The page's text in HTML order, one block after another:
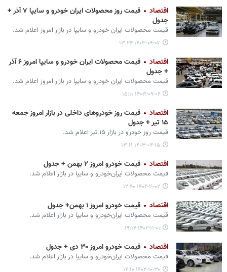
اقتصاد
قیمت روز محصولات ایران خودرو و سایپا ۷ آذر +
جدول
قیمت محصولات ایران‌ خودرو و سایپا در بازار امروز اعلام شد.
۱۴۰۳-۰۹-۰۷ ۱۳:۲۴
اقتصاد
قیمت محصولات ایران خودرو و سایپا امروز ۶ آذر
+ جدول
قیمت محصولات ایران ‌خودرو و سایپا در بازار امروز اعلام شد.
۱۴۰۳-۰۹-۰۶ ۱۵:۱۱
اقتصاد
قیمت روز خودروهای داخلی در بازار امروز جمعه
۱۵ تیر + جدول
قیمت روز خودرو در بازار ۱۵ تیر اعلام شد.
۱۴۰۳-۰۴-۱۵ ۱۳:۱۱
اقتصاد قیمت خودرو امروز ۲ بهمن + جدول
قیمت محصولات ایران‌خودرو و سایپا در بازار اعلام شد.
۱۴۰۲-۱۱-۰۲ ۱۲:۴۰
اقتصاد قیمت خودرو امروز ۱ بهمن+ جدول
قیمت محصولات ایران‌خودرو و سایپا در بازار اعلام شد.
۱۴۰۲-۱۱-۰۱ ۱۹:۱۴
اقتصاد قیمت خودرو امروز ۳۰ دی + جدول
قیمت محصولات ایران‌خودرو و سایپا در بازار اعلام شد.
۱۴۰۲-۱۰-۳۰ ۱۴:۱۰